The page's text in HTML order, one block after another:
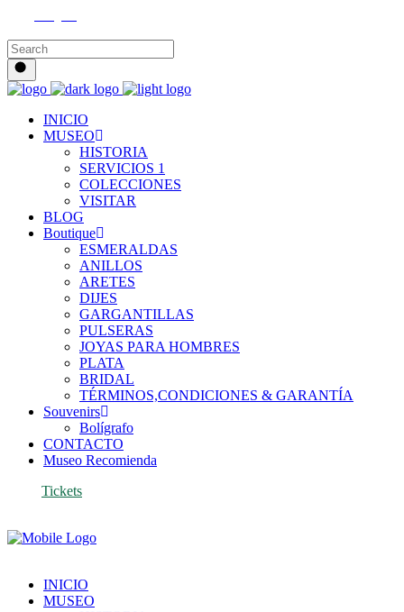
INICIO
MUSEO
HISTORIA
SERVICIOS 1
COLECCIONES
VISITAR
BLOG
Boutique
ESMERALDAS
ANILLOS
ARETES
DIJES
GARGANTILLAS
PULSERAS
JOYAS PARA HOMBRES
PLATA
BRIDAL
TÉRMINOS,CONDICIONES & GARANTÍA
Souvenirs
Bolígrafo
CONTACTO
Museo Recomienda
Tickets
INICIO
MUSEO